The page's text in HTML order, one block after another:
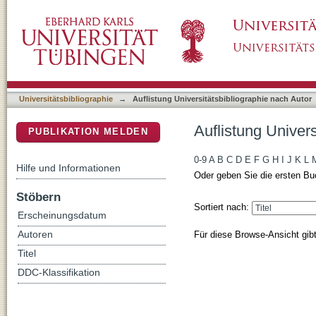
Universitätsbibliographie → Auflistung Universitätsbibliographie nach Autor
Auflistung
0-9 A B C D E F G H J K L
Oder geben Sie die ersten
Sortiert nach:
Für diese Browse-Ansicht
PUBLIKATION MELDEN
Hilfe und Informationen
Stöbern
Erscheinungsdatum
Autoren
Titel
DDC-Klassifikation